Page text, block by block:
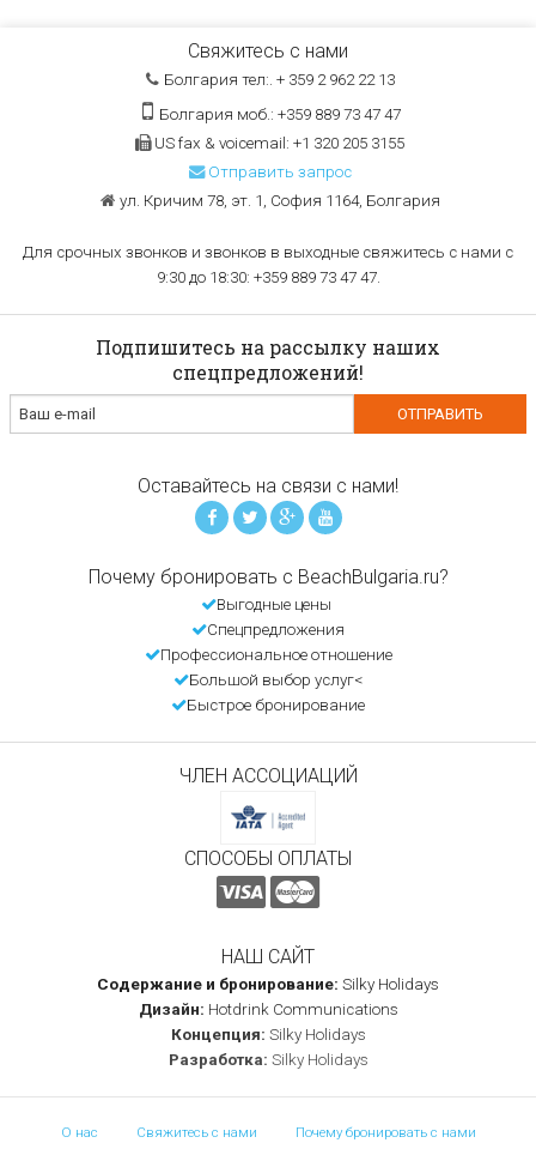
Свяжитесь с нами
Болгария тел:. + 359 2 962 22 13
Болгария моб.: +359 889 73 47 47
US fax & voicemail: +1 320 205 3155
Отправить запрос
ул. Кричим 78, эт. 1, София 1164, Болгария
Для срочных звонков и звонков в выходные свяжитесь с нами с
9:30 до 18:30: +359 889 73 47 47.
Подпишитесь на рассылку наших
спецпредложений!
Оставайтесь на связи с нами!
Почему бронировать с BeachBulgaria.ru?
Выгодные цены
Спецпредложения
Профессиональное отношение
Большой выбор услуг<
Быстрое бронирование
ЧЛЕН АССОЦИАЦИЙ
СПОСОБЫ ОПЛАТЫ
НАШ САЙТ
Содержание и бронирование: Silky Holidays
Дизайн: Hotdrink Communications
Концепция: Silky Holidays
Разработка: Silky Holidays
О нас Свяжитесь с нами Почему бронировать с нами